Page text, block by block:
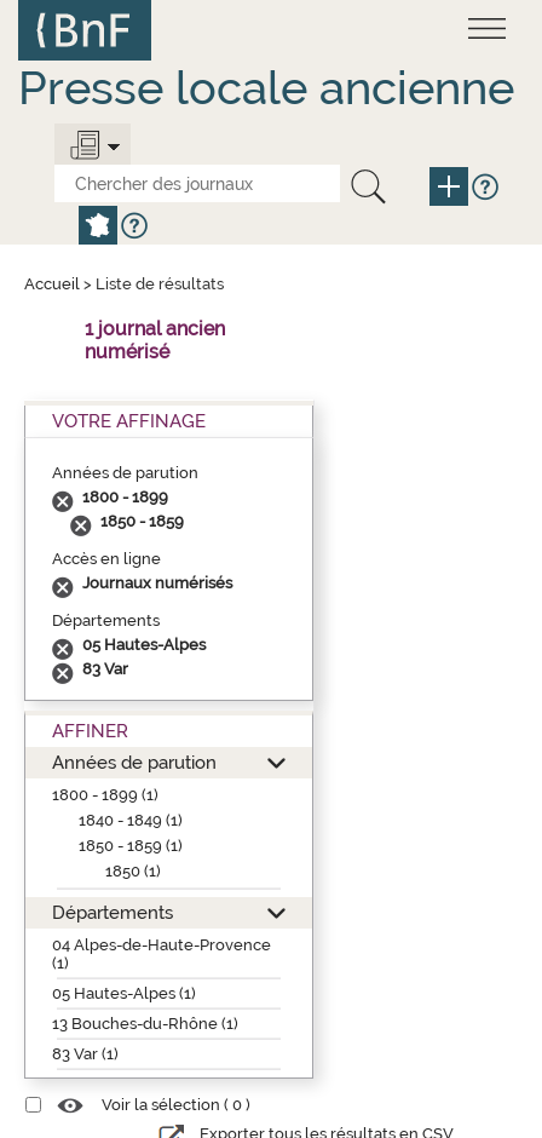
contenu
principal
Presse locale ancienne
Accueil > Liste de résultats
1 journal ancien
numérisé
VOTRE AFFINAGE
Années de parution
1800 - 1899
1850 - 1859
Accès en ligne
Journaux numérisés
Départements
05 Hautes-Alpes
83 Var
AFFINER
Années de parution
1800 - 1899 (1)
1840 - 1849 (1)
1850 - 1859 (1)
1850 (1)
Départements
04 Alpes-de-Haute-Provence
(1)
05 Hautes-Alpes (1)
13 Bouches-du-Rhône (1)
83 Var (1)
Voir la sélection ( 0 )
Exporter tous les résultats en CSV
Panneau de gestion des cookies